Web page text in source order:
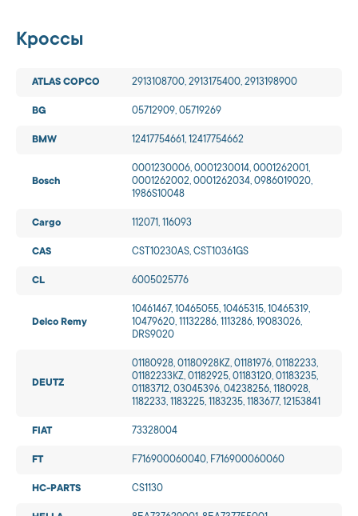
Кроссы
ATLAS COPCO 2913108700, 2913175400, 2913198900
BG 05712909, 05719269
BMW 12417754661, 12417754662
Bosch
0001230006, 0001230014, 0001262001,
0001262002, 0001262034, 0986019020,
1986S10048
Cargo 112071, 116093
CAS CST10230AS, CST10361GS
CL 6005025776
Delco Remy
10461467, 10465055, 10465315, 10465319,
10479620, 11132286, 1113286, 19083026,
DRS9020
DEUTZ
01180928, 01180928KZ, 01181976, 01182233,
01182233KZ, 01182925, 01183120, 01183235,
01183712, 03045396, 04238256, 1180928,
1182233, 1183225, 1183235, 1183677, 12153841
FIAT 73328004
FT F716900060040, F716900060060
HC-PARTS CS1130